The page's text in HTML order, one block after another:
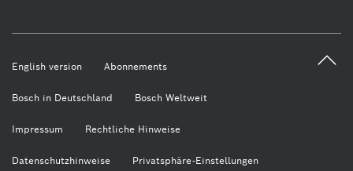
English version Abonnements
Bosch in Deutschland Bosch Weltweit
Impressum Rechtliche Hinweise
Datenschutzhinweise Privatsphäre-Einstellungen